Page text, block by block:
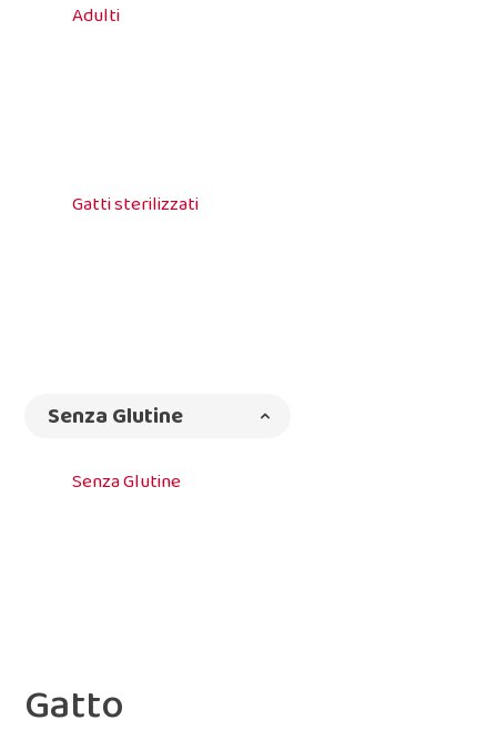
Adulti
Gatti sterilizzati
Senza Glutine
Senza Glutine
Gatto